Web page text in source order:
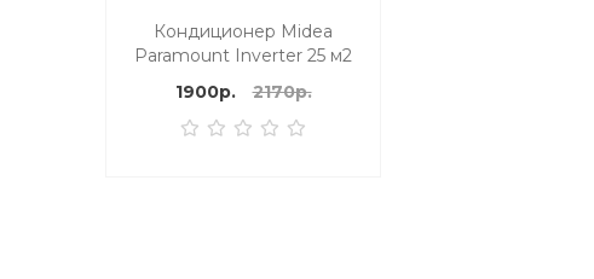
Кондиционер Midea
Paramount Inverter 25 м2
1900р.
2170р.